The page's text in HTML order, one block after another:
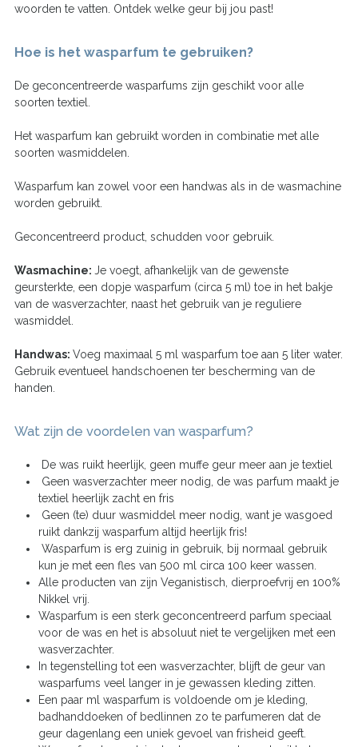
woorden te vatten. Ontdek welke geur bij jou past!
Hoe is het wasparfum te gebruiken?
De geconcentreerde wasparfums zijn geschikt voor alle
soorten textiel.
Het wasparfum kan gebruikt worden in combinatie met alle
soorten wasmiddelen.
Wasparfum kan zowel voor een handwas als in de wasmachine
worden gebruikt.
Geconcentreerd product, schudden voor gebruik.
Wasmachine: Je voegt, afhankelijk van de gewenste
geursterkte, een dopje wasparfum (circa 5 ml) toe in het bakje
van de wasverzachter, naast het gebruik van je reguliere
wasmiddel.
Handwas: Voeg maximaal 5 ml wasparfum toe aan 5 liter water.
Gebruik eventueel handschoenen ter bescherming van de
handen.
Wat zijn de voordelen van wasparfum?
De was ruikt heerlijk, geen muffe geur meer aan je textiel
Geen wasverzachter meer nodig, de was parfum maakt je
textiel heerlijk zacht en fris
Geen (te) duur wasmiddel meer nodig, want je wasgoed
ruikt dankzij wasparfum altijd heerlijk fris!
Wasparfum is erg zuinig in gebruik, bij normaal gebruik
kun je met een fles van 500 ml circa 100 keer wassen.
Alle producten van zijn Veganistisch, dierproefvrij en 100%
Nikkel vrij.
Wasparfum is een sterk geconcentreerd parfum speciaal
voor de was en het is absoluut niet te vergelijken met een
wasverzachter.
In tegenstelling tot een wasverzachter, blijft de geur van
wasparfums veel langer in je gewassen kleding zitten.
Een paar ml wasparfum is voldoende om je kleding,
badhanddoeken of bedlinnen zo te parfumeren dat de
geur dagenlang een uniek gevoel van frisheid geeft.